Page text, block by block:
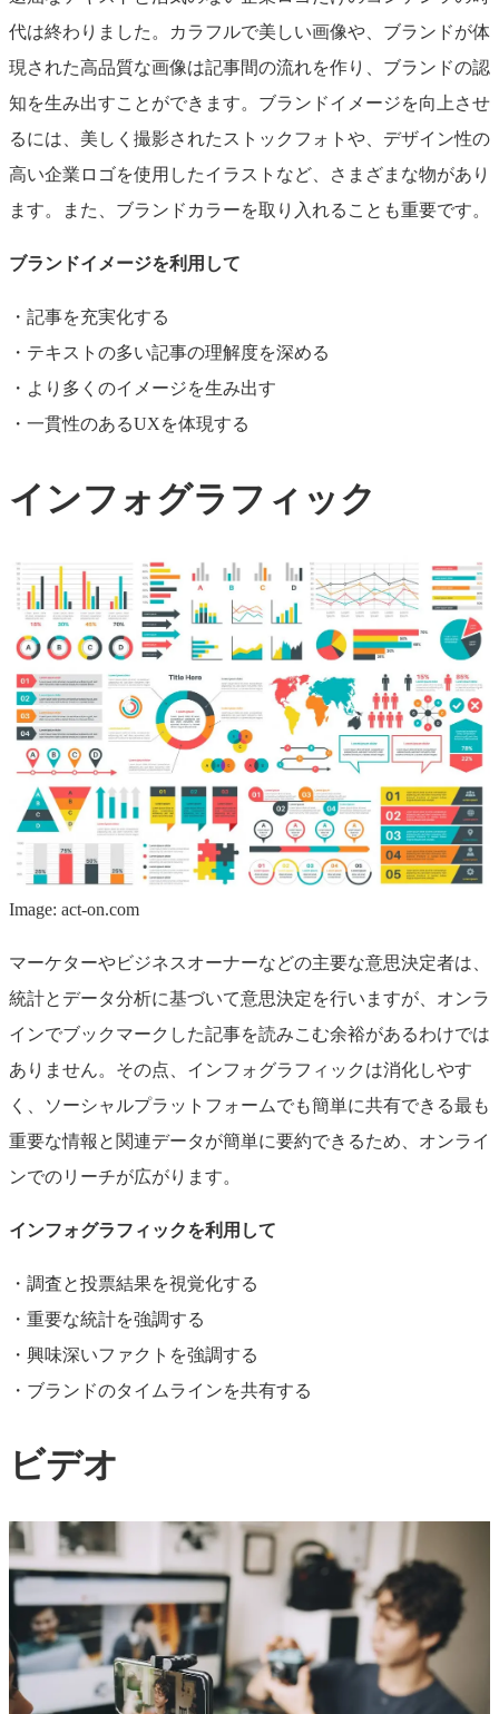
代は終わりました。カラフルで美しい画像や、ブランドが体
現された高品質な画像は記事間の流れを作り、ブランドの認
知を生み出すことができます。ブランドイメージを向上させ
るには、美しく撮影されたストックフォトや、デザイン性の
高い企業ロゴを使用したイラストなど、さまざまな物があり
ます。また、ブランドカラーを取り入れることも重要です。
ブランドイメージを利用して
・記事を充実化する
・テキストの多い記事の理解度を深める
・より多くのイメージを生み出す
・一貫性のあるUXを体現する
インフォグラフィック
Image: act-on.com
マーケターやビジネスオーナーなどの主要な意思決定者は、
統計とデータ分析に基づいて意思決定を行いますが、オンラ
インでブックマークした記事を読みこむ余裕があるわけでは
ありません。その点、インフォグラフィックは消化しやす
く、ソーシャルプラットフォームでも簡単に共有できる最も
重要な情報と関連データが簡単に要約できるため、オンライ
ンでのリーチが広がります。
インフォグラフィックを利用して
・調査と投票結果を視覚化する
・重要な統計を強調する
・興味深いファクトを強調する
・ブランドのタイムラインを共有する
ビデオ